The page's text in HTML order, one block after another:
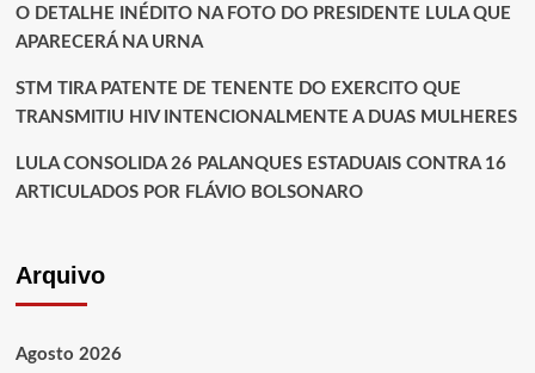
O DETALHE INÉDITO NA FOTO DO PRESIDENTE LULA QUE
APARECERÁ NA URNA
STM TIRA PATENTE DE TENENTE DO EXERCITO QUE
TRANSMITIU HIV INTENCIONALMENTE A DUAS MULHERES
LULA CONSOLIDA 26 PALANQUES ESTADUAIS CONTRA 16
ARTICULADOS POR FLÁVIO BOLSONARO
Arquivo
Agosto 2026